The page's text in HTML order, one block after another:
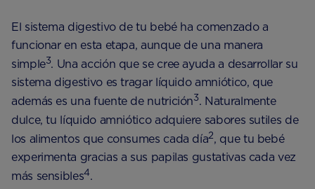
El sistema digestivo de tu bebé ha comenzado a
funcionar en esta etapa, aunque de una manera
simple3. Una acción que se cree ayuda a desarrollar su
sistema digestivo es tragar líquido amniótico, que
además es una fuente de nutrición3. Naturalmente
dulce, tu líquido amniótico adquiere sabores sutiles de
los alimentos que consumes cada día2, que tu bebé
experimenta gracias a sus papilas gustativas cada vez
más sensibles4.